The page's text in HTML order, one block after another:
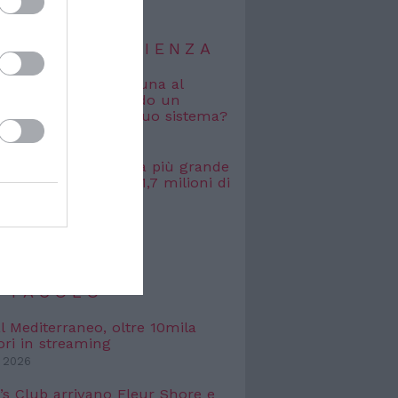
DI SCIENZA
vagabondi con la Luna al
cosa accade quando un
viene espulso dal suo sistema?
misurata la galassia più grande
si estende per 1,7 milioni di
Mediterraneo, oltre 10mila
in streaming
2026
Club arrivano Fleur Shore e